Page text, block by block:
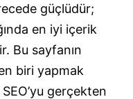
güçlüdür;
en iyi içerik
Bu sayfanın
biri yapmak
gerçekten